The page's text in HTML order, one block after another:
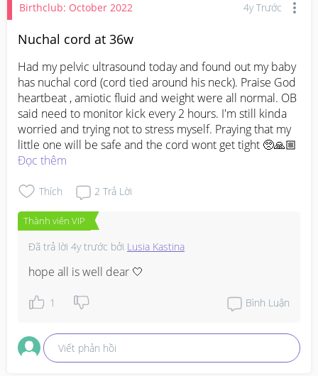
Birthclub: October 2022 4y Trước
Nuchal cord at 36w
Had my pelvic ultrasound today and found out my baby
has nuchal cord (cord tied around his neck). Praise God
heartbeat , amiotic fluid and weight were all normal. OB
said need to monitor kick every 2 hours. I'm still kinda
worried and trying not to stress myself. Praying that my
little one will be safe and the cord wont get tight 🥺🙏🏼
Đọc thêm
Thích 2 Trả Lời
Thành viên VIP
Đã trả lời 4y trước bởi Lusia Kastina
hope all is well dear 🤍
1 Bình Luận
Viết phản hồi